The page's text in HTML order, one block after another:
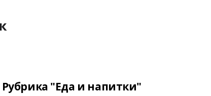
Рубрика "Еда и напитки"